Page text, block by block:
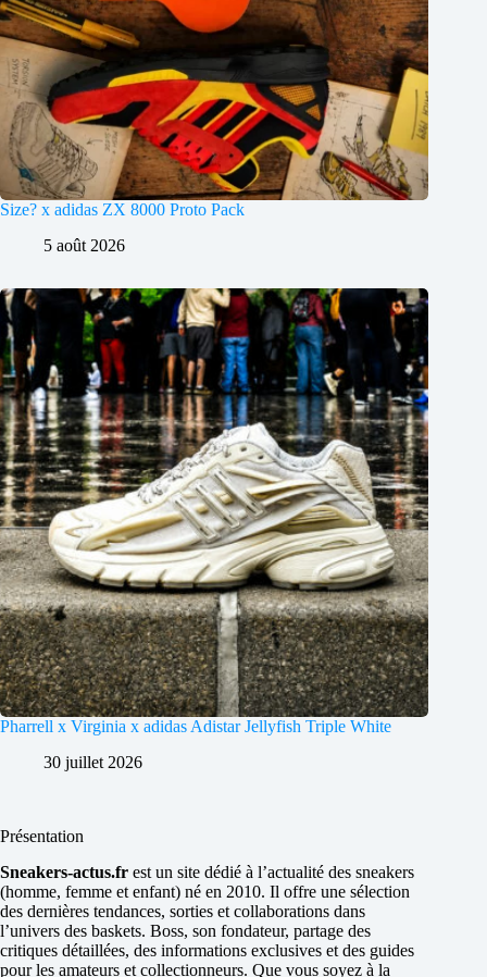
Size? x adidas ZX 8000 Proto Pack
5 août 2026
Pharrell x Virginia x adidas Adistar Jellyfish Triple White
30 juillet 2026
Présentation
Sneakers-actus.fr est un site dédié à l’actualité des sneakers
(homme, femme et enfant) né en 2010. Il offre une sélection
des dernières tendances, sorties et collaborations dans
l’univers des baskets. Boss, son fondateur, partage des
critiques détaillées, des informations exclusives et des guides
pour les amateurs et collectionneurs. Que vous soyez à la